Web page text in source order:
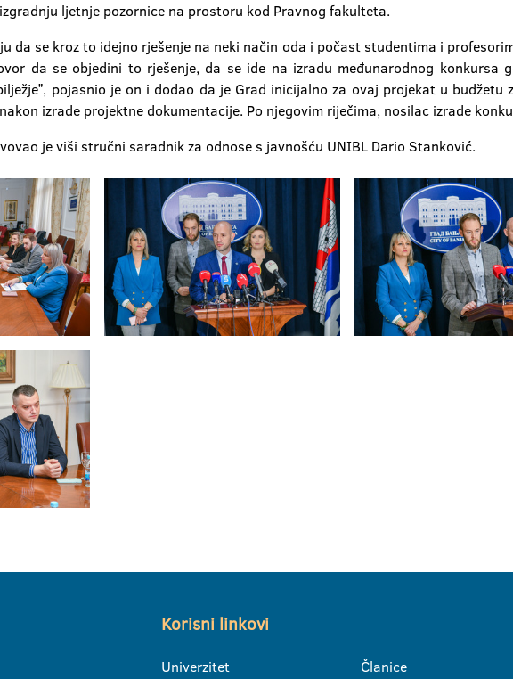
ljetnje pozornice na prostoru kod Pravnog fakulteta.
da se kroz to idejno rješenje na neki način oda i počast studentima i
da se objedini to rješenje, da se ide na izradu međunarodnog konkursa
pojasnio je on i dodao da je Grad inicijalno za ovaj projekat u
izrade projektne dokumentacije. Po njegovim riječima, nosilac izrade
je viši stručni saradnik za odnose s javnošću UNIBL Dario Stanković.
Korisni linkovi
Univerzitet Članice